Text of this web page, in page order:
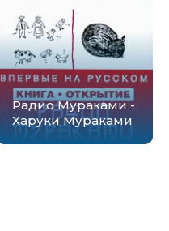
Радио Мураками -
Харуки Мураками